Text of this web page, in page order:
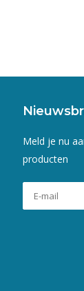
Meld je nu
producten